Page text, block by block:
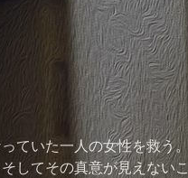
ていた一人の女性を救う。
してその真意が見えないこ